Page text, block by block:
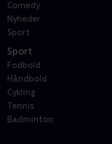
Comedy
Nyheder
Sport
Sport
Fodbold
Håndbold
Cykling
Tennis
Badminton